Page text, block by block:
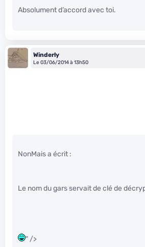
Absolument d’accord avec toi.
Winderly
Le 03/06/2014 à 13h50
NonMais a écrit :
Le nom du gars servait de clé de
" />